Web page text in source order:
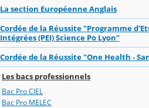
La section Européenne Anglais
Cordée de la Réussite "Programme
Intégrées (PEI) Science Po Lyon"
Cordée de la Réussite "One Health -
Les bacs professionnels
Bac Pro CIEL
Bac Pro MELEC